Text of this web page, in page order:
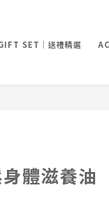
SET｜送禮精選
體滋養油